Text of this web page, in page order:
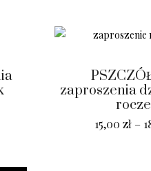
zaproszenia
15,00zł –